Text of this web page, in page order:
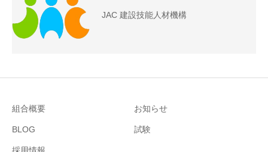
JAC 建設技能人材機構
組合概要 お知らせ
BLOG 試験